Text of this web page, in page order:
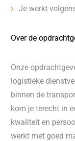
Je werkt
Over de
Onze
logistieke
binnen de
kom je terecht in
kwaliteit en
werkt met goed